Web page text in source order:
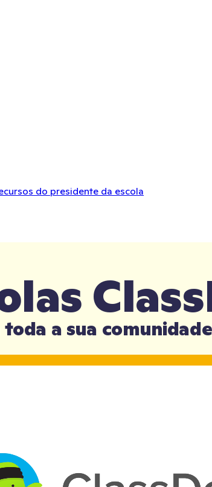
do presidente da escola
toda a sua